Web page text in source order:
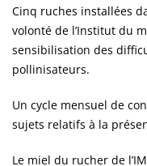
Cinq ruches installées
volonté de l’Institut du
sensibilisation des
pollinisateurs.
Un cycle mensuel de
sujets relatifs à la
Le miel du rucher de